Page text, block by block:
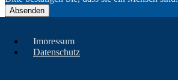
Absenden
Impressum
Datenschutz